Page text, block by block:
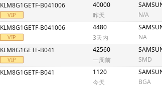
KLM8G1GETF-B041006
40000
昨天
N/A
KLM8G1GETF-B041006
4480
3天内
NA
KLM8G1GETF-B041
42560
一周前
SMD
KLM8G1GETF-B041
1120
今天
BGA